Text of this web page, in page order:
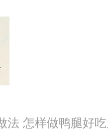
法 怎样做鸭腿好